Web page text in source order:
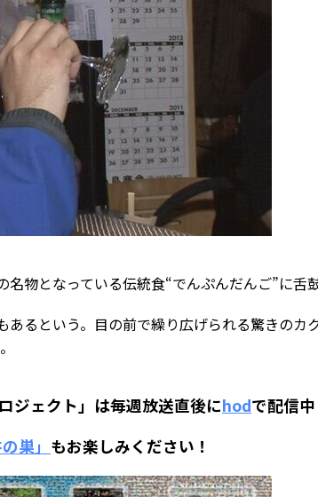
物となっている伝統食“でんぷんだんご”に舌鼓
るという。目の前で繰り広げられる驚きのカ
ジェクト」は毎週放送直後にhodで配信中
の巣」 もお楽しみください！